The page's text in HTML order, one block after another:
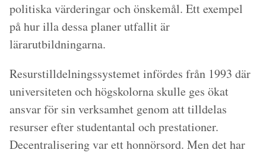
politiska värderingar och önskemål. Ett exempel
på hur illa dessa planer utfallit är
lärarutbildningarna.
Resurstilldelningssystemet infördes från 1993 där
universiteten och högskolorna skulle ges ökat
ansvar för sin verksamhet genom att tilldelas
resurser efter studentantal och prestationer.
Decentralisering var ett honnörsord. Men det har